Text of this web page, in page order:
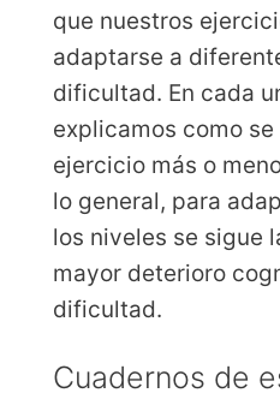
que nuestros
adaptarse a
dificultad. En cada
explicamos como
ejercicio más o
lo general, para
los niveles se sigue
mayor deterioro
dificultad.
Cuadernos de